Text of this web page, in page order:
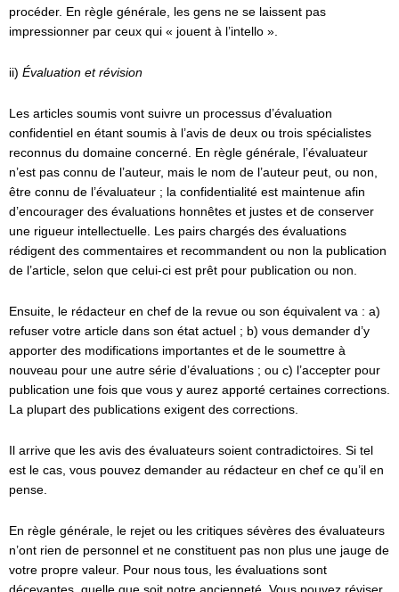
procéder. En règle générale, les gens ne se laissent pas
impressionner par ceux qui « jouent à l’intello ».
ii) Évaluation et révision
Les articles soumis vont suivre un processus d’évaluation
confidentiel en étant soumis à l’avis de deux ou trois spécialistes
reconnus du domaine concerné. En règle générale, l’évaluateur
n’est pas connu de l’auteur, mais le nom de l’auteur peut, ou non,
être connu de l’évaluateur ; la confidentialité est maintenue afin
d’encourager des évaluations honnêtes et justes et de conserver
une rigueur intellectuelle. Les pairs chargés des évaluations
rédigent des commentaires et recommandent ou non la publication
de l’article, selon que celui-ci est prêt pour publication ou non.
Ensuite, le rédacteur en chef de la revue ou son équivalent va : a)
refuser votre article dans son état actuel ; b) vous demander d’y
apporter des modifications importantes et de le soumettre à
nouveau pour une autre série d’évaluations ; ou c) l’accepter pour
publication une fois que vous y aurez apporté certaines corrections.
La plupart des publications exigent des corrections.
Il arrive que les avis des évaluateurs soient contradictoires. Si tel
est le cas, vous pouvez demander au rédacteur en chef ce qu’il en
pense.
En règle générale, le rejet ou les critiques sévères des évaluateurs
n’ont rien de personnel et ne constituent pas non plus une jauge de
votre propre valeur. Pour nous tous, les évaluations sont
décevantes, quelle que soit notre ancienneté. Vous pouvez réviser